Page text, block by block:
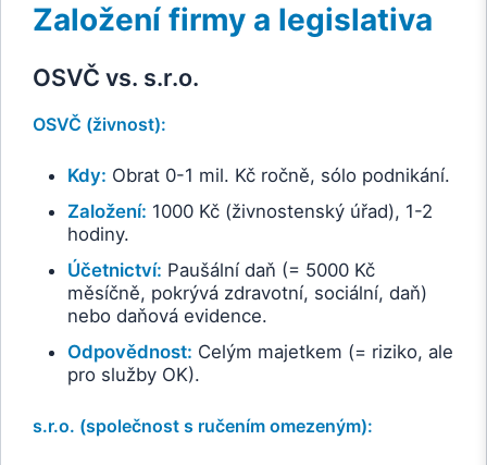
Založení firmy a legislativa
OSVČ vs. s.r.o.
OSVČ (živnost):
Kdy: Obrat 0-1 mil. Kč ročně, sólo podnikání.
Založení: 1000 Kč (živnostenský úřad), 1-2
hodiny.
Účetnictví: Paušální daň (= 5000 Kč
měsíčně, pokrývá zdravotní, sociální, daň)
nebo daňová evidence.
Odpovědnost: Celým majetkem (= riziko, ale
pro služby OK).
s.r.o. (společnost s ručením omezeným):